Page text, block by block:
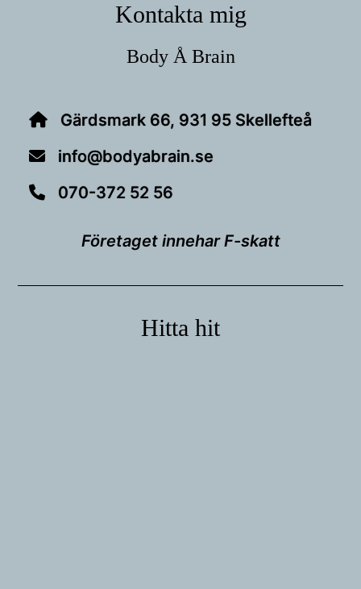
Kontakta mig
Body Å Brain
Gärdsmark 66, 931 95 Skellefteå
info@bodyabrain.se
070-372 52 56
Företaget innehar F-skatt
Hitta hit